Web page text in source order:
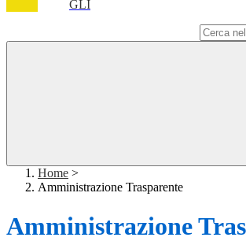
GLI
Home >
Amministrazione Trasparente
Amministrazione